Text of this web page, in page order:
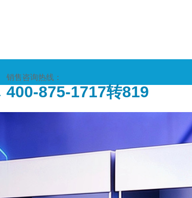
销售咨询热线：
400-875-1717转819